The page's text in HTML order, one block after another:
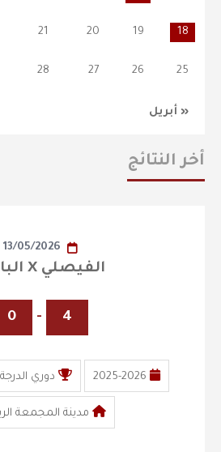
« أبريل
18
19
20
21
25
26
27
28
أخر النتائج
13/05/2026
الفيصلي X الباطن
4
-
0
2025-2026 دوري
مدينة المجمعة